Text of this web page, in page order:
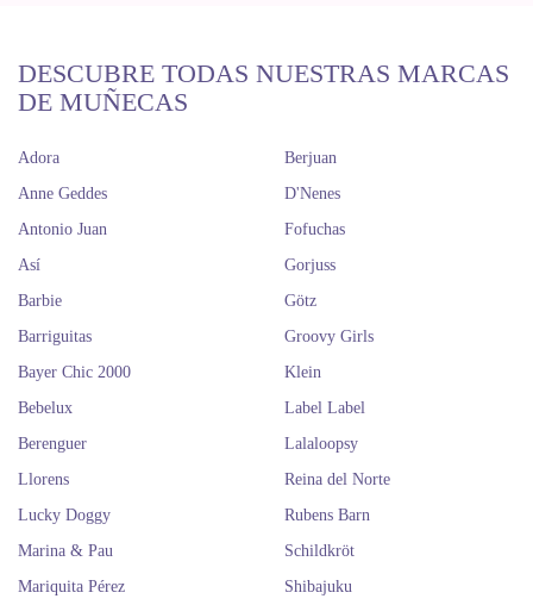
DESCUBRE TODAS NUESTRAS MARCAS
DE MUÑECAS
Adora
Anne Geddes
Antonio Juan
Así
Barbie
Barriguitas
Bayer Chic 2000
Bebelux
Berenguer
Berjuan
D'Nenes
Fofuchas
Gorjuss
Götz
Groovy Girls
Klein
Label Label
Lalaloopsy
Llorens
Lucky Doggy
Marina & Pau
Mariquita Pérez
Reina del Norte
Rubens Barn
Schildkröt
Shibajuku